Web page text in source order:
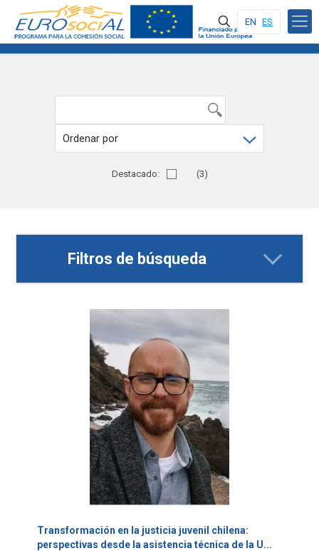
EN ES
Destacado: (3)
Filtros de búsqueda
Click para leer más.
Transformación en la justicia juvenil chilena:
perspectivas desde la asistencia técnica de la U...